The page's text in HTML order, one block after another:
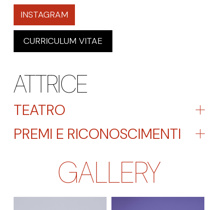
INSTAGRAM
CURRICULUM VITAE
ATTRICE
TEATRO
PREMI E RICONOSCIMENTI
GALLERY